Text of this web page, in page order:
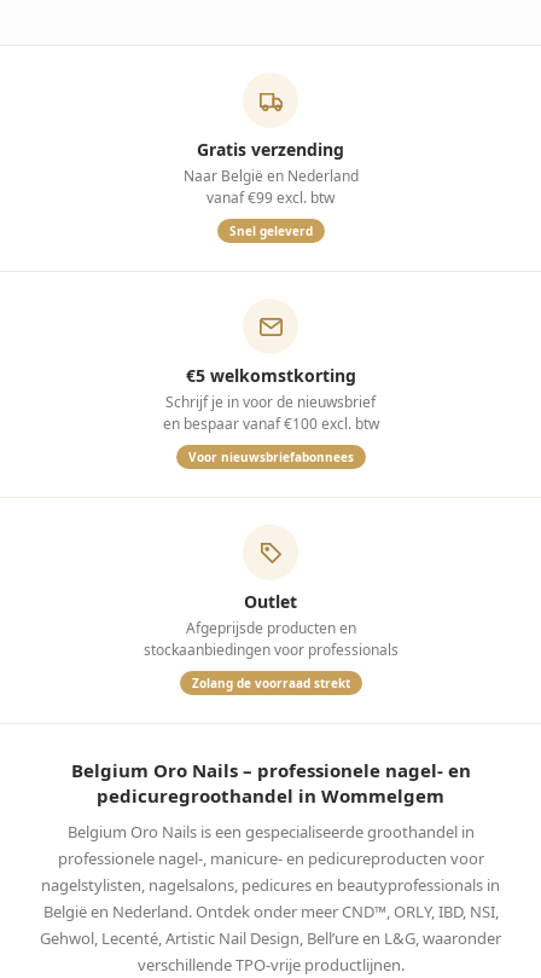
Gratis verzending
Naar België en Nederland
vanaf €99 excl. btw
Snel geleverd
€5 welkomstkorting
Schrijf je in voor de nieuwsbrief
en bespaar vanaf €100 excl. btw
Voor nieuwsbriefabonnees
Outlet
Afgeprijsde producten en
stockaanbiedingen voor professionals
Zolang de voorraad strekt
Belgium Oro Nails – professionele nagel- en
pedicuregroothandel in Wommelgem
Belgium Oro Nails is een gespecialiseerde groothandel in
professionele nagel-, manicure- en pedicureproducten voor
nagelstylisten, nagelsalons, pedicures en beautyprofessionals in
België en Nederland. Ontdek onder meer CND™, ORLY, IBD, NSI,
Gehwol, Lecenté, Artistic Nail Design, Bell’ure en L&G, waaronder
verschillende TPO-vrije productlijnen.